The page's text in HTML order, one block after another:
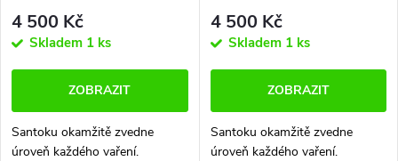
4 500 Kč
Skladem 1 ks
ZOBRAZIT
Santoku okamžitě zvedne
úroveň každého vaření.
4 500 Kč
Skladem 1 ks
ZOBRAZIT
Santoku okamžitě zvedne
úroveň každého vaření.